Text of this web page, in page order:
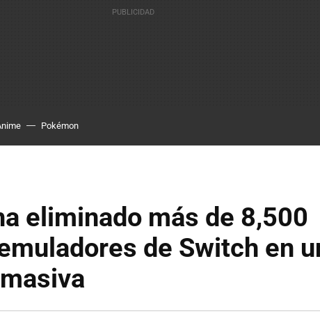
Pokémon
eliminado más de 8,500
de Switch en